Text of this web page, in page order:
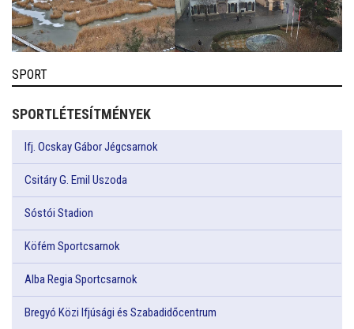
SPORT
SPORTLÉTESÍTMÉNYEK
Ifj. Ocskay Gábor Jégcsarnok
Csitáry G. Emil Uszoda
Sóstói Stadion
Köfém Sportcsarnok
Alba Regia Sportcsarnok
Bregyó Közi Ifjúsági és Szabadidőcentrum